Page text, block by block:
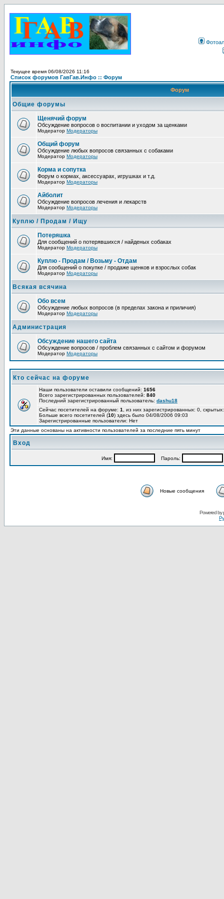
Текущее время 06/08/2026 11:16
Список форумов ГавГав.Инфо :: Форум
Форум
Общие форумы
Щенячий форум
Обсуждение вопросов о воспитании и уходом за щенками
Модератор Модераторы
Общий форум
Обсуждение любых вопросов связанных с собаками
Модератор Модераторы
Корма и сопутка
Форум о кормах, аксессуарах, игрушках и т.д.
Модератор Модераторы
Айболит
Обсуждение вопросов лечения и лекарств
Модератор Модераторы
Куплю / Продам / Ищу
Потеряшка
Для сообщений о потерявшихся / найденых собаках
Модератор Модераторы
Куплю - Продам / Возьму - Отдам
Для сообщений о покупке / продаже щенков и взрослых собак
Модератор Модераторы
Всякая всячина
Обо всем
Обсуждение любых вопросов (в пределах закона и приличия)
Модератор Модераторы
Администрация
Обсуждение нашего сайта
Обсуждение вопросов / проблем связанных с сайтом и форумом
Модератор Модераторы
Кто сейчас на форуме
Наши пользователи оставили сообщений: 1656
Всего зарегистрированных пользователей: 840
Последний зарегистрированный пользователь: dashu18
Сейчас посетителей на форуме: 1
, из них зарегистрированных: 0,
Больше всего посетителей (10) здесь было 04/08/2006 09:03
Зарегистрированные пользователи: Нет
Эти данные основаны на активности пользователей за последние пять минут
Вход
Имя: Пароль:
Новые сообщения
Powered by